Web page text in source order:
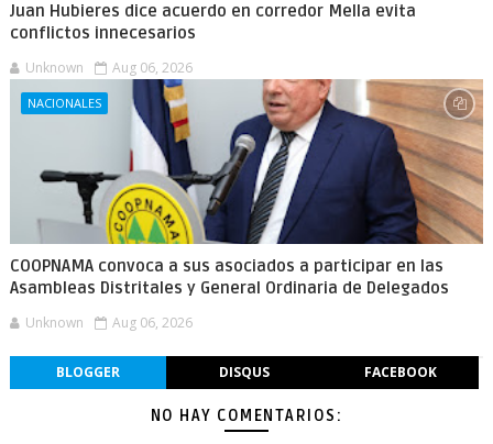
Juan Hubieres dice acuerdo en corredor Mella evita
conflictos innecesarios
Unknown Aug 06, 2026
NACIONALES
COOPNAMA convoca a sus asociados a participar en las
Asambleas Distritales y General Ordinaria de Delegados
Unknown Aug 06, 2026
BLOGGER DISQUS FACEBOOK
NO HAY COMENTARIOS: